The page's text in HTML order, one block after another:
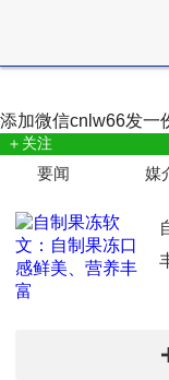
添加微信cnlw66发一
＋关注
要闻 媒